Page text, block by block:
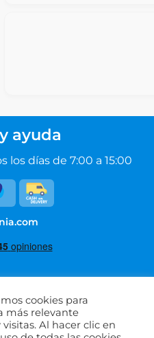
ayuda
los días de 7:00 a 15:00
de uso
privacidad
cookies para
más relevante
Al hacer clic en